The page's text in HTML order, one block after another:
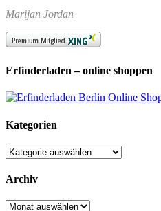
Marijan Jordan
Erfinderladen – online shoppen
Kategorien
Kategorien
Archiv
Archiv